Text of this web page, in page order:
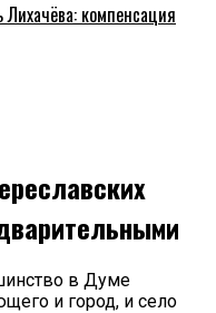
Лихачёва: компенсация
в Думе
и город, и село